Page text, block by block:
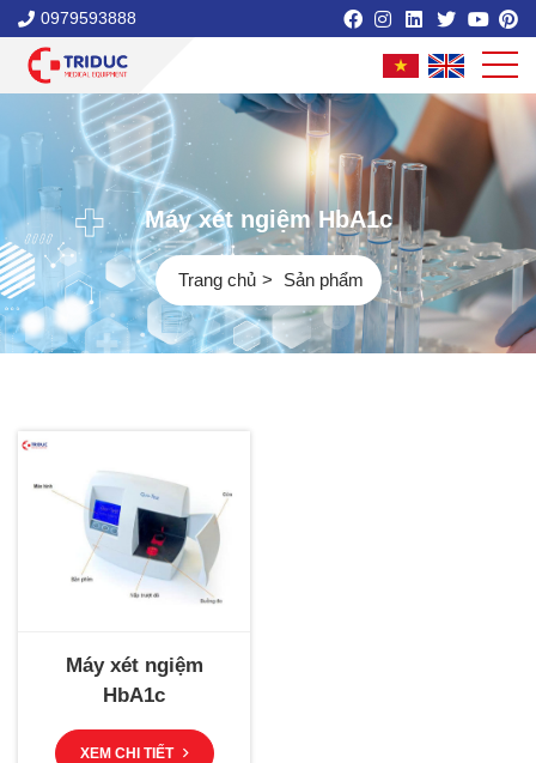
0979593888
Máy xét ngiệm HbA1c
Trang chủ Sản phẩm
Máy xét ngiệm
HbA1c
XEM CHI TIẾT